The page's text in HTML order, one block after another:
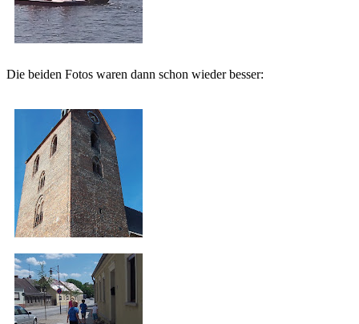
Die beiden Fotos waren dann schon wieder besser: